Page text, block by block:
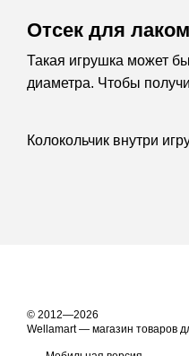
Отсек для
Такая игрушка может
диаметра. Чтобы
Колокольчик внутри
© 2012—2026
Wellamart — магазин товаров